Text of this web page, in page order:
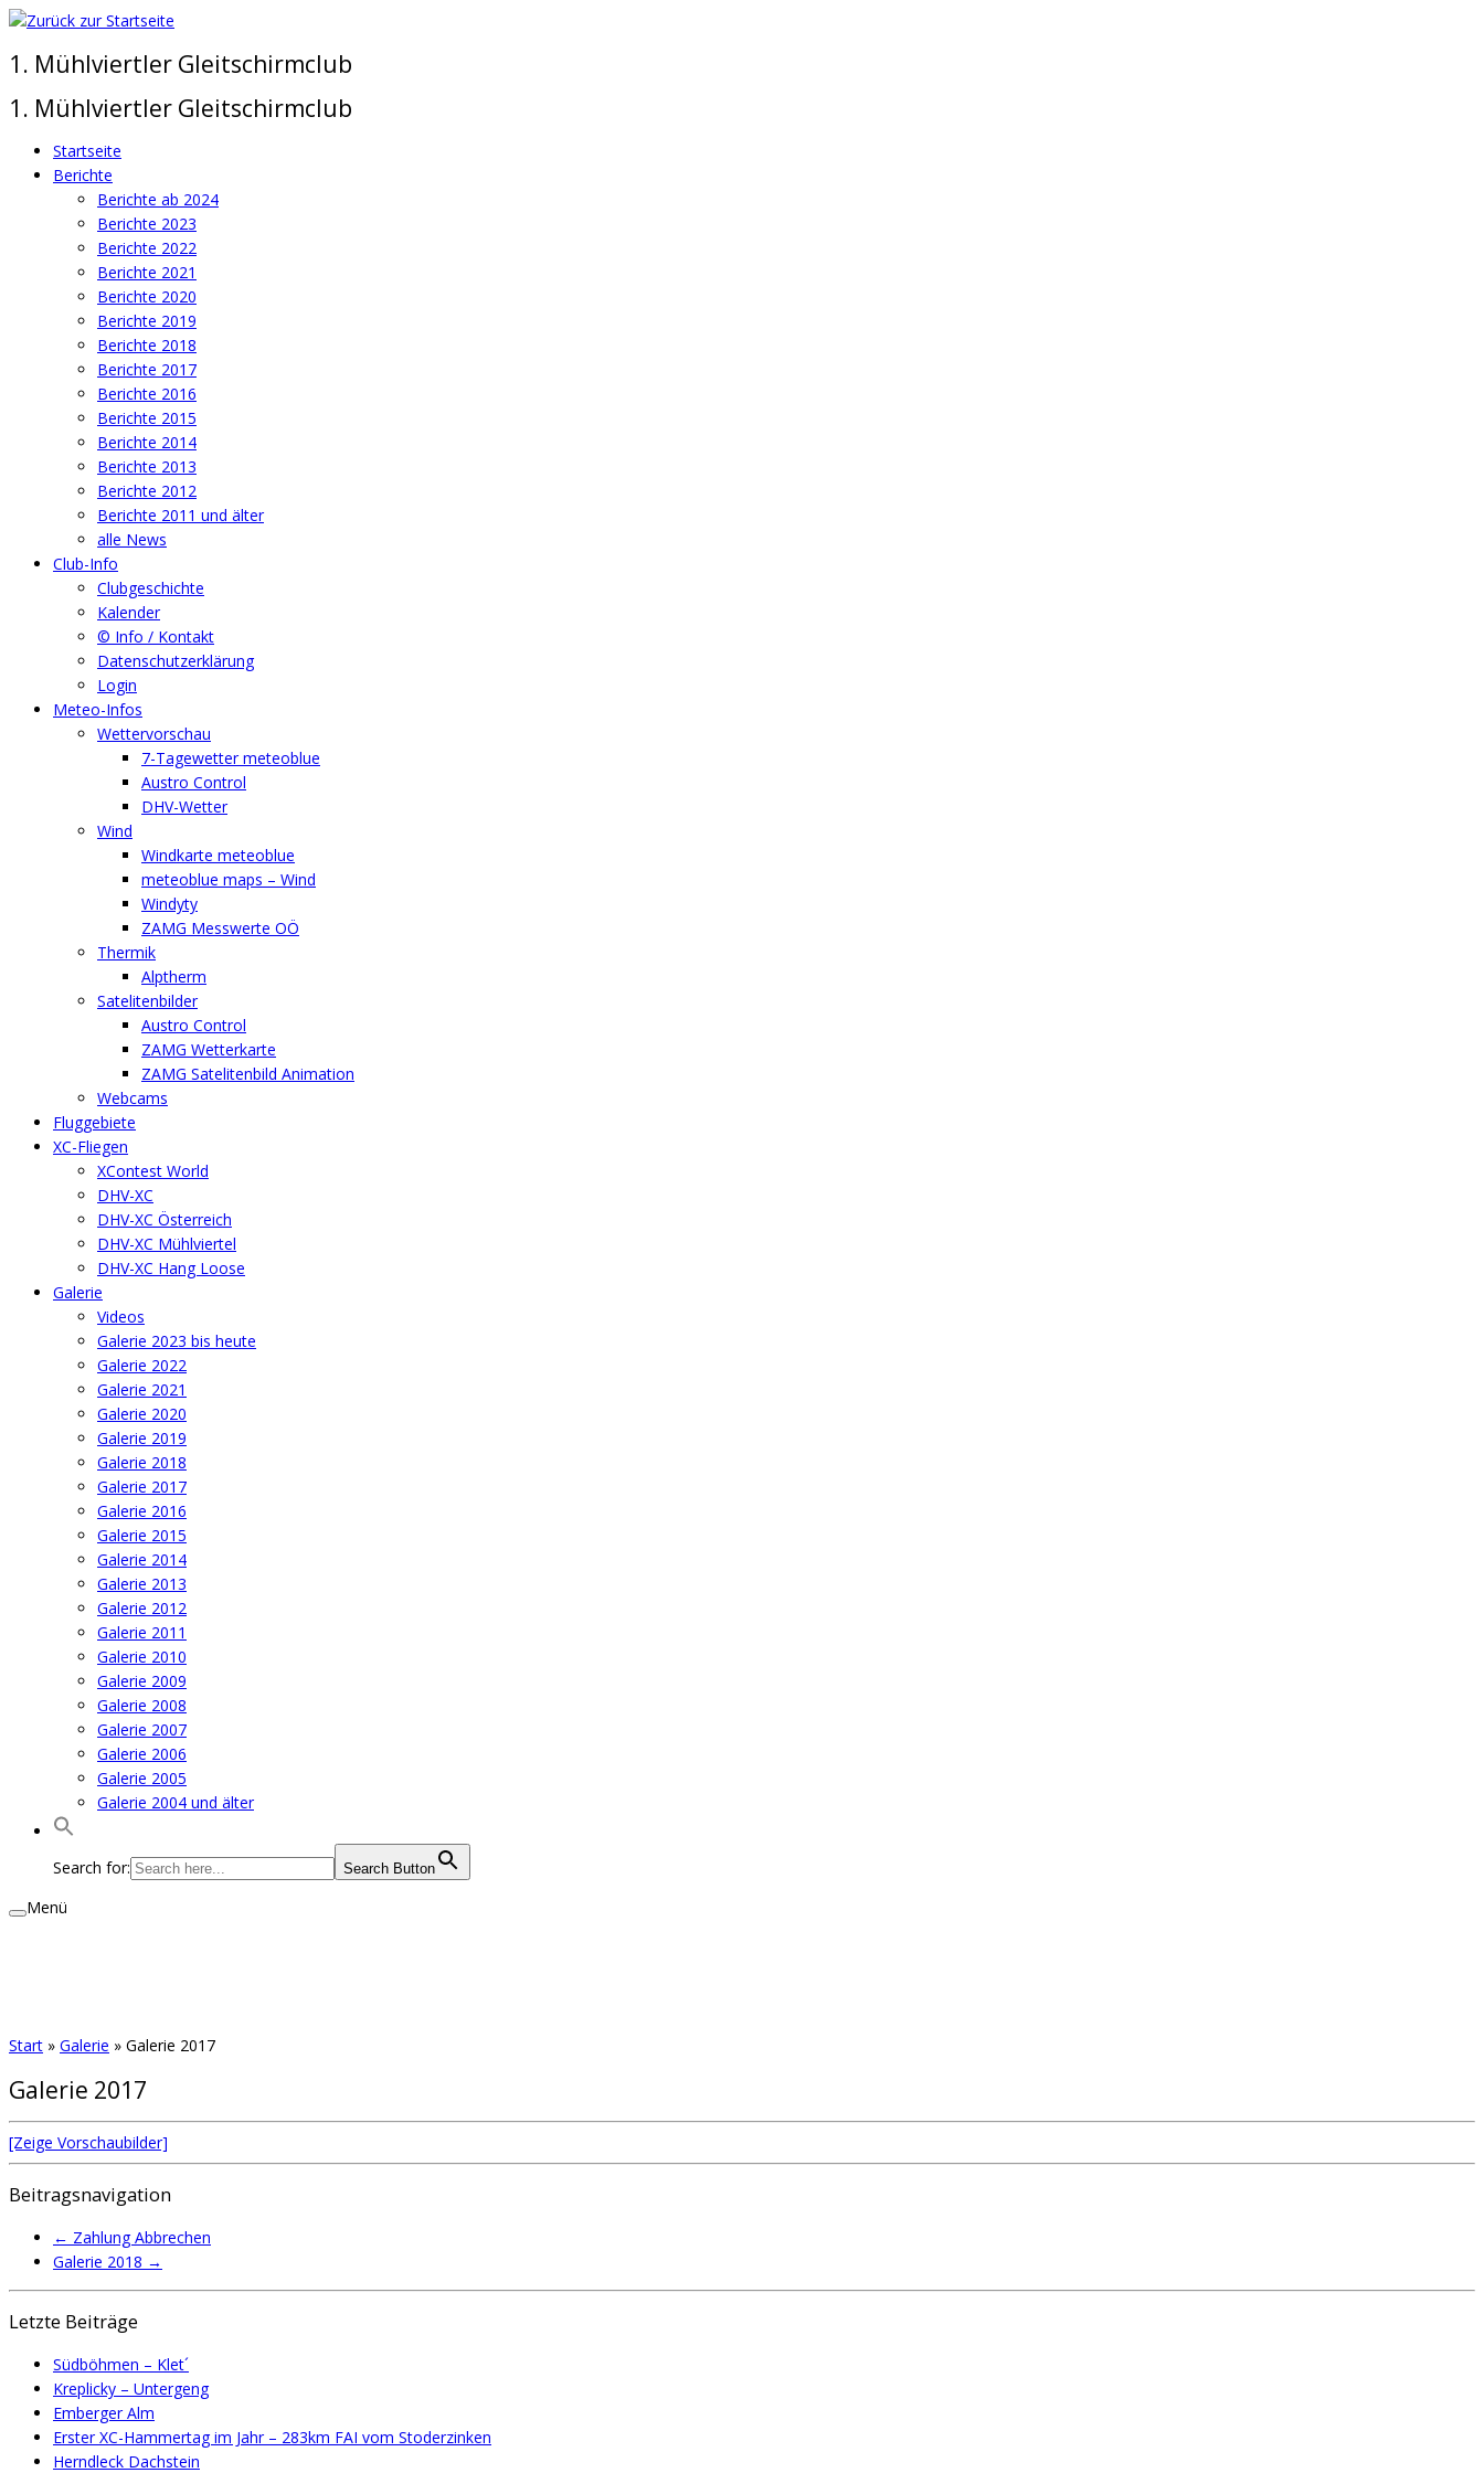
Zum
springen
1. Mühlviertler Gleitschirmclub
1. Mühlviertler Gleitschirmclub
Startseite
Berichte
Berichte ab 2024
Berichte 2023
Berichte 2022
Berichte 2021
Berichte 2020
Berichte 2019
Berichte 2018
Berichte 2017
Berichte 2016
Berichte 2015
Berichte 2014
Berichte 2013
Berichte 2012
Berichte 2011 und älter
alle News
Club-Info
Clubgeschichte
Kalender
© Info / Kontakt
Datenschutzerklärung
Login
Meteo-Infos
Wettervorschau
7-Tagewetter meteoblue
Austro Control
DHV-Wetter
Wind
Windkarte meteoblue
meteoblue maps – Wind
Windyty
ZAMG Messwerte OÖ
Thermik
Alptherm
Satelitenbilder
Austro Control
ZAMG Wetterkarte
ZAMG Satelitenbild Animation
Webcams
Fluggebiete
XC-Fliegen
XContest World
DHV-XC
DHV-XC Österreich
DHV-XC Mühlviertel
DHV-XC Hang Loose
Galerie
Videos
Galerie 2023 bis heute
Galerie 2022
Galerie 2021
Galerie 2020
Galerie 2019
Galerie 2018
Galerie 2017
Galerie 2016
Galerie 2015
Galerie 2014
Galerie 2013
Galerie 2012
Galerie 2011
Galerie 2010
Galerie 2009
Galerie 2008
Galerie 2007
Galerie 2006
Galerie 2005
Galerie 2004 und älter
Search for: Search Button
Menü
Start » Galerie » Galerie 2017
Galerie 2017
[Zeige Vorschaubilder]
Beitragsnavigation
← Zahlung Abbrechen
Galerie 2018 →
Letzte Beiträge
Südböhmen – Klet´
Kreplicky – Untergeng
Emberger Alm
Erster XC-Hammertag im Jahr – 283km FAI vom Stoderzinken
Herndleck Dachstein